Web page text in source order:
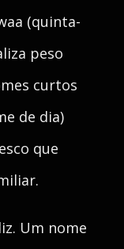
(quinta-
peso
curtos
de dia)
que
Um nome